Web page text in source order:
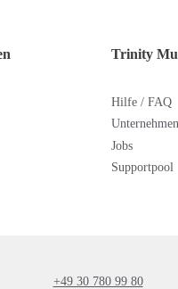
Trinity
Hilfe / FAQ
Unternehmen
Jobs
Supportpool
+49 30 780 99 80